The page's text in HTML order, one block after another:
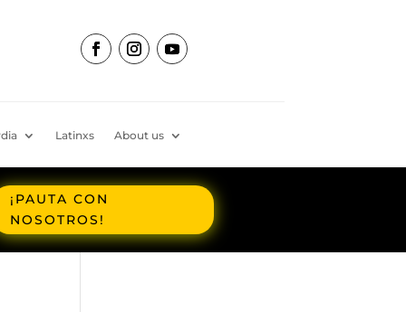
Latinxs About us
¡PAUTA CON
NOSOTROS!